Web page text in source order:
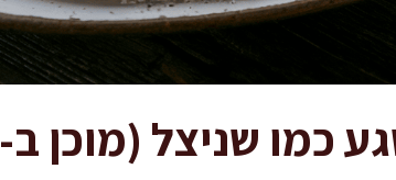
שניצל (מוכן ב-25 דקות)